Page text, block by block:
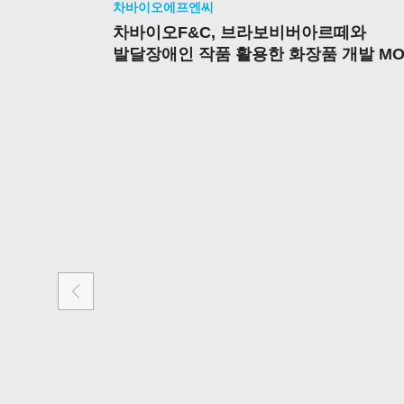
차바이오에프엔씨
차바이오F&C, 브라보비버아르떼와
발달장애인 작품 활용한 화장품 개발